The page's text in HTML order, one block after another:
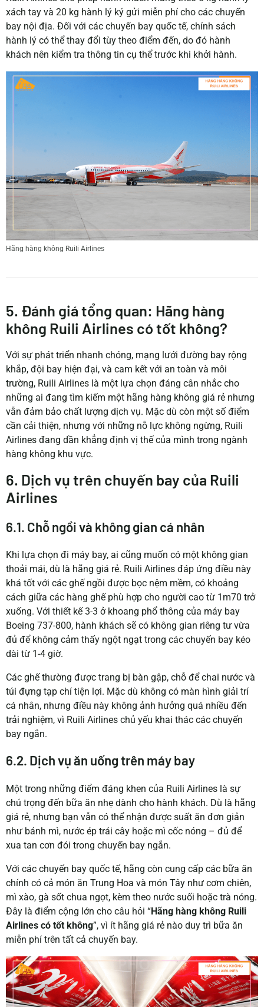
xách tay và 20 kg hành lý ký gửi miễn phí cho các chuyến
bay nội địa. Đối với các chuyến bay quốc tế, chính sách
hành lý có thể thay đổi tùy theo điểm đến, do đó hành
khách nên kiểm tra thông tin cụ thể trước khi khởi hành.
Hãng hàng không Ruili Airlines
5. Đánh giá tổng quan: Hãng hàng
không Ruili Airlines có tốt không?
Với sự phát triển nhanh chóng, mạng lưới đường bay rộng
khắp, đội bay hiện đại, và cam kết với an toàn và môi
trường, Ruili Airlines là một lựa chọn đáng cân nhắc cho
những ai đang tìm kiếm một hãng hàng không giá rẻ nhưng
vẫn đảm bảo chất lượng dịch vụ. Mặc dù còn một số điểm
cần cải thiện, nhưng với những nỗ lực không ngừng, Ruili
Airlines đang dần khẳng định vị thế của mình trong ngành
hàng không khu vực.
6. Dịch vụ trên chuyến bay của Ruili
Airlines
6.1. Chỗ ngồi và không gian cá nhân
Khi lựa chọn đi máy bay, ai cũng muốn có một không gian
thoải mái, dù là hãng giá rẻ. Ruili Airlines đáp ứng điều này
khá tốt với các ghế ngồi được bọc nệm mềm, có khoảng
cách giữa các hàng ghế phù hợp cho người cao từ 1m70 trở
xuống. Với thiết kế 3-3 ở khoang phổ thông của máy bay
Boeing 737-800, hành khách sẽ có không gian riêng tư vừa
đủ để không cảm thấy ngột ngạt trong các chuyến bay kéo
dài từ 1-4 giờ.
Các ghế thường được trang bị bàn gập, chỗ để chai nước và
túi đựng tạp chí tiện lợi. Mặc dù không có màn hình giải trí
cá nhân, nhưng điều này không ảnh hưởng quá nhiều đến
trải nghiệm, vì Ruili Airlines chủ yếu khai thác các chuyến
bay ngắn.
6.2. Dịch vụ ăn uống trên máy bay
Một trong những điểm đáng khen của Ruili Airlines là sự
chú trọng đến bữa ăn nhẹ dành cho hành khách. Dù là hãng
giá rẻ, nhưng bạn vẫn có thể nhận được suất ăn đơn giản
như bánh mì, nước ép trái cây hoặc mì cốc nóng – đủ để
xua tan cơn đói trong chuyến bay ngắn.
Với các chuyến bay quốc tế, hãng còn cung cấp các bữa ăn
chính có cả món ăn Trung Hoa và món Tây như cơm chiên,
mì xào, gà sốt chua ngọt, kèm theo nước suối hoặc trà nóng.
Đây là điểm cộng lớn cho câu hỏi “Hãng hàng không Ruili
Airlines có tốt không”, vì ít hãng giá rẻ nào duy trì bữa ăn
miễn phí trên tất cả chuyến bay.